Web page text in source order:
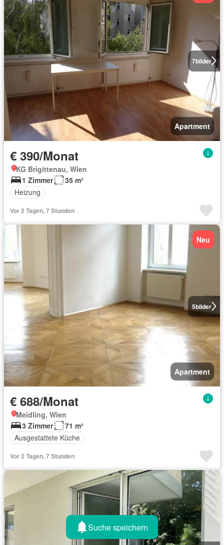
7bilder
Apartment
€ 390/Monat
KG Brigittenau, Wien
1 Zimmer
35 m²
Heizung
Vor 2 Tagen, 7 Stunden
5bilder
Neu
Apartment
€ 688/Monat
Meidling, Wien
3 Zimmer
71 m²
Ausgestattete Küche
Vor 2 Tagen, 7 Stunden
Suche speichern